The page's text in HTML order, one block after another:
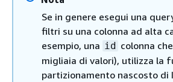
Se in genere esegui una
filtri su una colonna ad alta
esempio, una id colonna
migliaia di valori), utilizza la
partizionamento nascosto di